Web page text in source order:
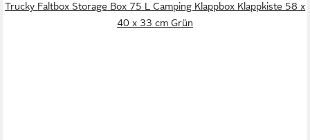
Trucky Faltbox Storage Box 75 L Camping Klappbox Klappkiste 58 x
40 x 33 cm Grün